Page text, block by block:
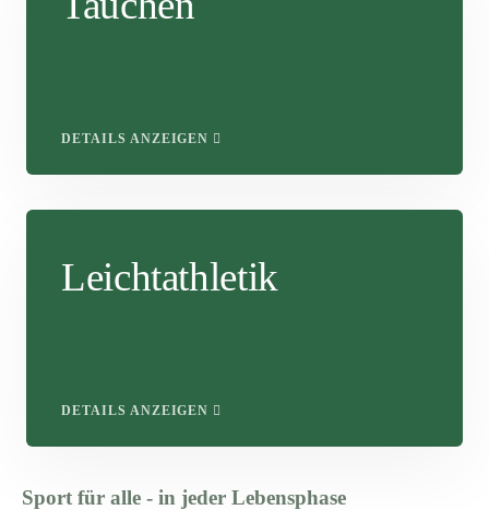
DETAILS ANZEIGEN
Leichtathletik
DETAILS ANZEIGEN
Sport für alle - in jeder Lebensphase